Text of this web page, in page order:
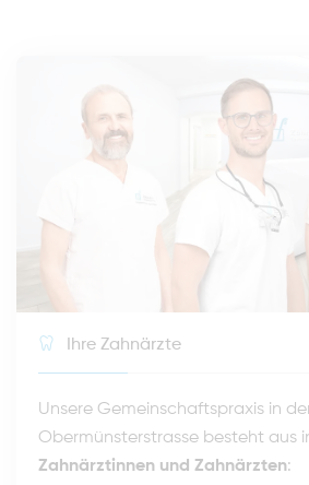
Ihre Zahnärzte
Unsere Gemeinschaftspraxis in
Obermünsterstrasse besteht aus
Zahnärztinnen und Zahnärzten: